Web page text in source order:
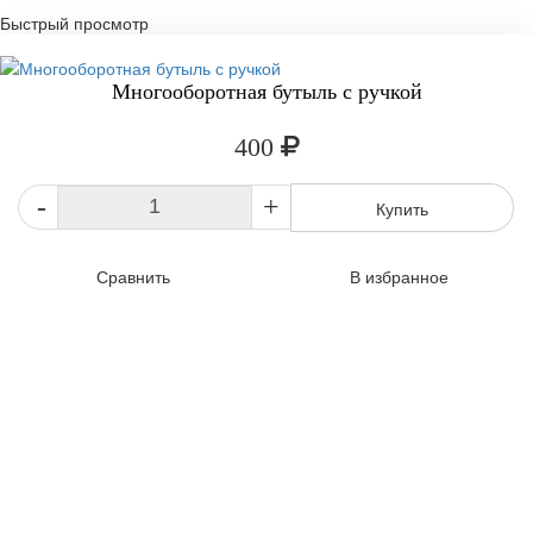
Быстрый просмотр
Многооборотная бутыль с ручкой
400
- + Купить
Сравнить В избранное